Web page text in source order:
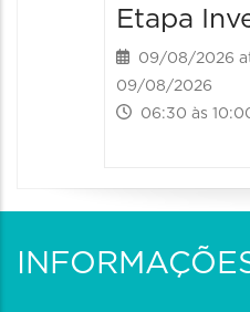
Etapa
09/08/2026
09/08/2026
06:30 às